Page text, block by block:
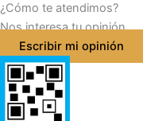
¿Cómo te atendimos?
Nos interesa tu opinión
Escribir mi opinión